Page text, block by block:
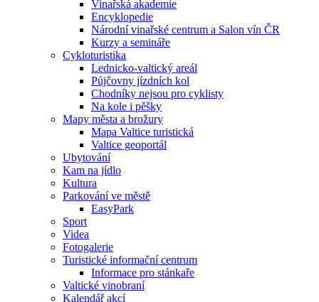
Vinařská akademie
Encyklopedie
Národní vinařské centrum a Salon vín ČR
Kurzy a semináře
Cykloturistika
Lednicko-valtický areál
Půjčovny jízdních kol
Chodníky nejsou pro cyklisty
Na kole i pěšky
Mapy města a brožury
Mapa Valtice turistická
Valtice geoportál
Ubytování
Kam na jídlo
Kultura
Parkování ve městě
EasyPark
Sport
Videa
Fotogalerie
Turistické informační centrum
Informace pro stánkaře
Valtické vinobraní
Kalendář akcí